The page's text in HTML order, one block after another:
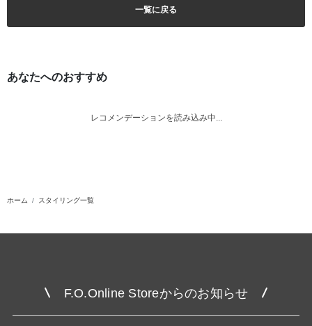
一覧に戻る
あなたへのおすすめ
レコメンデーションを読み込み中...
ホーム スタイリング一覧
F.O.Online Storeからのお知らせ